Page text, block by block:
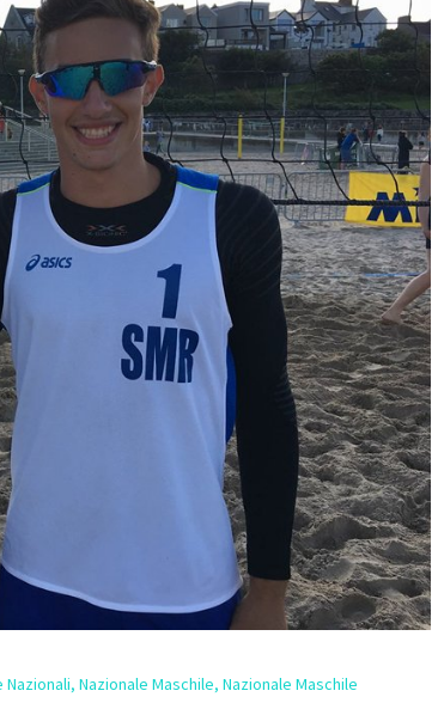
Nazionali, Nazionale Maschile, Nazionale Maschile